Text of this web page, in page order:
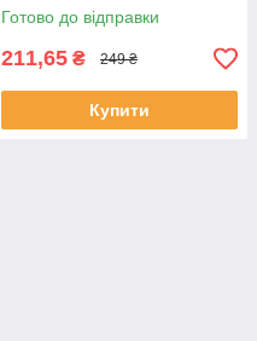
Готово до відправки
211,65 ₴ 249 ₴
Купити